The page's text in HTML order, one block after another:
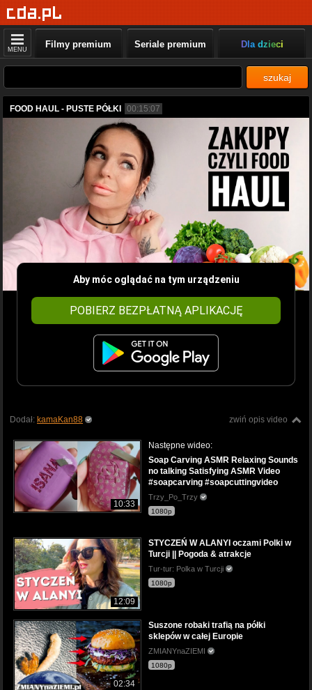
MENU Filmy premium Seriale premium Dla dzieci
szukaj
FOOD HAUL - PUSTE PÓŁKI 00:15:07
Aby móc oglądać na tym urządzeniu
POBIERZ BEZPŁATNĄ APLIKACJĘ
zwiń opis video
Dodał: kamaKan88
10:33
Następne wideo:
Soap Carving ASMR Relaxing Sounds
no talking Satisfying ASMR Video
#soapcarving #soapcuttingvideo
Trzy_Po_Trzy
1080p
12:09
STYCZEŃ W ALANYI oczami Polki w
Turcji || Pogoda & atrakcje
Tur-tur: Polka w Turcji
1080p
02:34
Suszone robaki trafią na półki
sklepów w całej Europie
ZMIANYnaZIEMI
1080p